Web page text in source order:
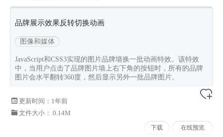
品牌展示效果反转切换动画
图像和媒体
JavaScript和CSS3实现的图片品牌墙换一批动画特效。该特效
中，当用户点击了品牌图片墙上右下角的按钮时，所有的品牌
图片会水平翻转360度，然后显示另外一批品牌图片。
更新时间： 1年前
文件大小： 0.14M
下载 在线预览